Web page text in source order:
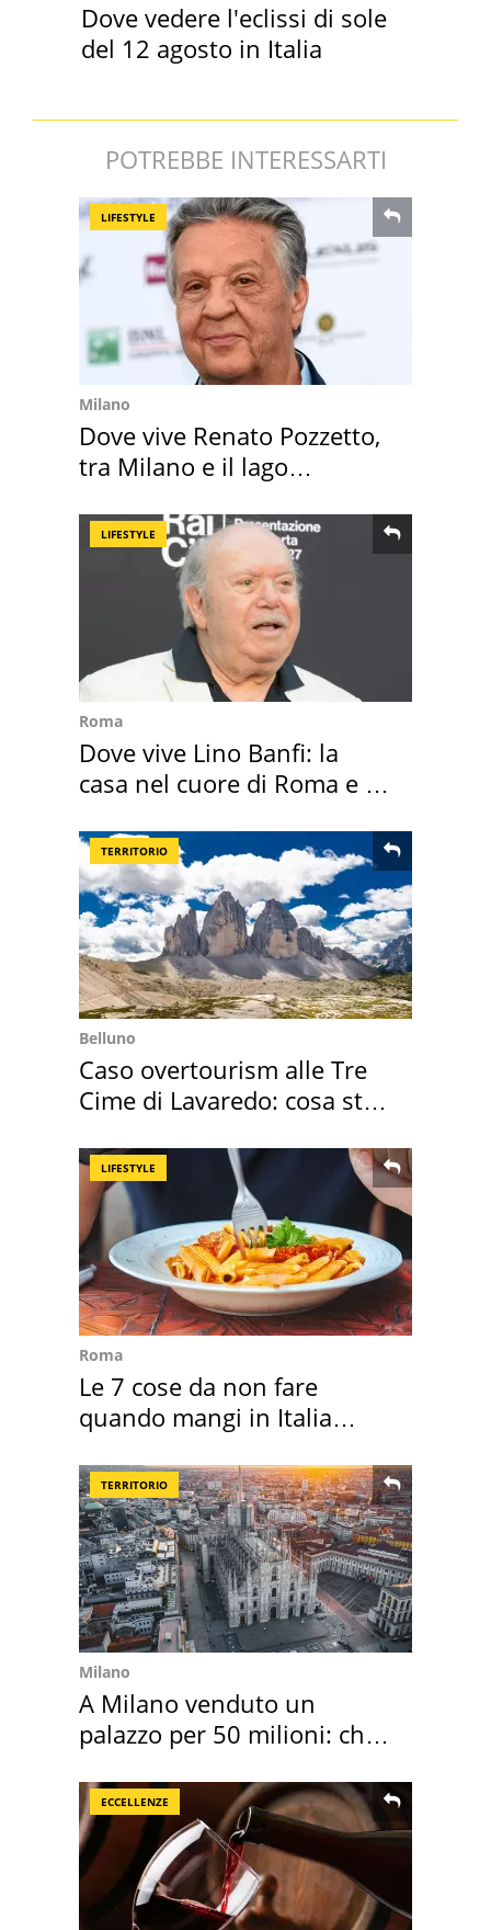
Dove vedere l'eclissi di sole
del 12 agosto in Italia
POTREBBE INTERESSARTI
LIFESTYLE
Milano
Dove vive Renato Pozzetto,
tra Milano e il lago
LIFESTYLE
Roma
Dove vive Lino Banfi: la
casa nel cuore di Roma e i
TERRITORIO
Belluno
Caso overtourism alle Tre
Cime di Lavaredo: cosa sta
LIFESTYLE
Roma
Le 7 cose da non fare
quando mangi in Italia
TERRITORIO
Milano
A Milano venduto un
palazzo per 50 milioni: chi
ECCELLENZE